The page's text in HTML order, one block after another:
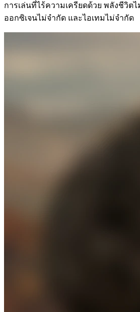
การเล่นที่ไร้ความเครียดด้วย พลังชีวิต
ออกซิเจนไม่จำกัด และไอเทมไม่จำกัด